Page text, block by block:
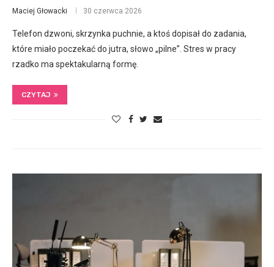
Maciej Głowacki 30 czerwca 2026
Telefon dzwoni, skrzynka puchnie, a ktoś dopisał do zadania,
które miało poczekać do jutra, słowo „pilne”. Stres w pracy
rzadko ma spektakularną formę.
CZYTAJ